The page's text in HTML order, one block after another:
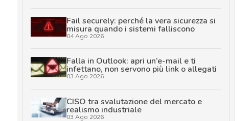
Fail securely: perché la vera sicurezza si
misura quando i sistemi falliscono
04 Ago 2026
Falla in Outlook: apri un’e-mail e ti
infettano, non servono più link o allegati
03 Ago 2026
CISO tra svalutazione del mercato e
realismo industriale
03 Ago 2026